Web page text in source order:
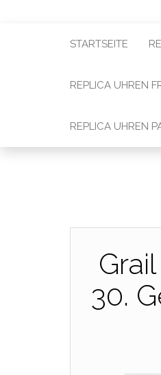
STARTSEITE
REPLICA UHREN
REPLICA UHREN
30.